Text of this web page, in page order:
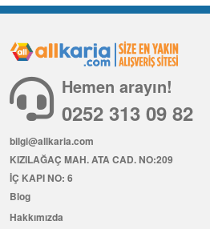
Hemen arayın!
0252 313 09 82
bilgi@allkaria.com
KIZILAĞAÇ MAH. ATA CAD. NO:209
İÇ KAPI NO: 6
Blog
Hakkımızda